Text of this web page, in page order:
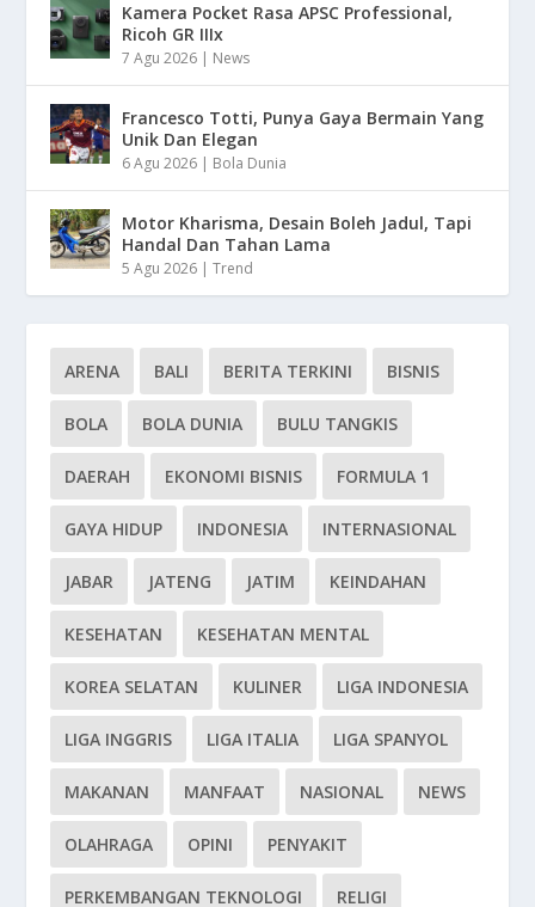
Kamera Pocket Rasa APSC Professional,
Ricoh GR IIIx
7 Agu 2026 | News
Francesco Totti, Punya Gaya Bermain Yang
Unik Dan Elegan
6 Agu 2026 | Bola Dunia
Motor Kharisma, Desain Boleh Jadul, Tapi
Handal Dan Tahan Lama
5 Agu 2026 |Trend
ARENA BALI BERITA TERKINI BISNIS
BOLA BOLA DUNIA BULU TANGKIS
DAERAH EKONOMI BISNIS FORMULA 1
GAYA HIDUP INDONESIA INTERNASIONAL
JABAR JATENG JATIM KEINDAHAN
KESEHATAN KESEHATAN MENTAL
KOREA SELATAN KULINER LIGA INDONESIA
LIGA INGGRIS LIGA ITALIA LIGA SPANYOL
MAKANAN MANFAAT NASIONAL NEWS
OLAHRAGA OPINI PENYAKIT
PERKEMBANGAN TEKNOLOGI RELIGI